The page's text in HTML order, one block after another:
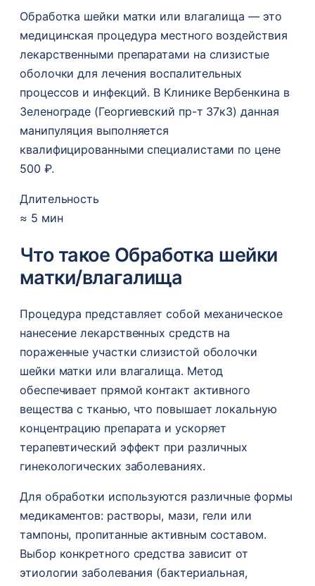
Обработка шейки матки или влагалища — это
медицинская процедура местного воздействия
лекарственными препаратами на слизистые
оболочки для лечения воспалительных
процессов и инфекций. В Клинике Вербенкина в
Зеленограде (Георгиевский пр-т 37к3) данная
манипуляция выполняется
квалифицированными специалистами по цене
500 ₽.
Длительность
≈ 5 мин
Что такое Обработка шейки
матки/влагалища
Процедура представляет собой механическое
нанесение лекарственных средств на
пораженные участки слизистой оболочки
шейки матки или влагалища. Метод
обеспечивает прямой контакт активного
вещества с тканью, что повышает локальную
концентрацию препарата и ускоряет
терапевтический эффект при различных
гинекологических заболеваниях.
Для обработки используются различные формы
медикаментов: растворы, мази, гели или
тампоны, пропитанные активным составом.
Выбор конкретного средства зависит от
этиологии заболевания (бактериальная,